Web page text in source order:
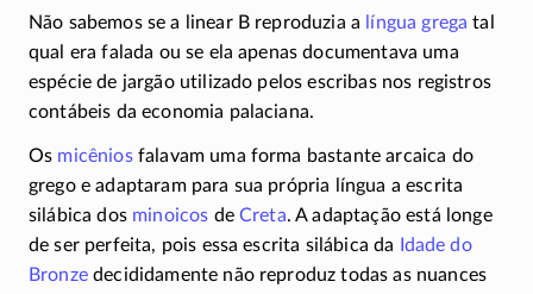
Não sabemos se a linear B reproduzia a língua grega tal
qual era falada ou se ela apenas documentava uma
espécie de jargão utilizado pelos escribas nos registros
contábeis da economia palaciana.
Os micêniosfalavam uma forma bastante arcaica do
grego e adaptaram para sua própria língua a escrita
silábica dos minoicos deCreta. A adaptação está longe
de ser perfeita, pois essa escrita silábica da
Idade do
Bronzedecididamente não reproduz todas as nuances